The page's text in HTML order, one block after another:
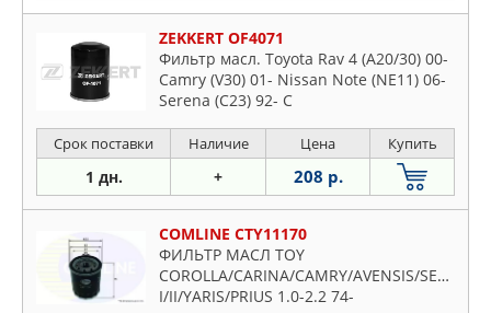
ZEKKERT OF4071
Фильтр масл. Toyota Rav 4 (A20/30) 00-
Camry (V30) 01- Nissan Note (NE11) 06-
Serena (C23) 92- C
Срок поставки Наличие Цена Купить
1 дн. + 208 р.
COMLINE CTY11170
ФИЛЬТР МАСЛ TOY
COROLLA/CARINA/CAMRY/AVENSIS/SELISA/
I/II/YARIS/PRIUS 1.0-2.2 74-